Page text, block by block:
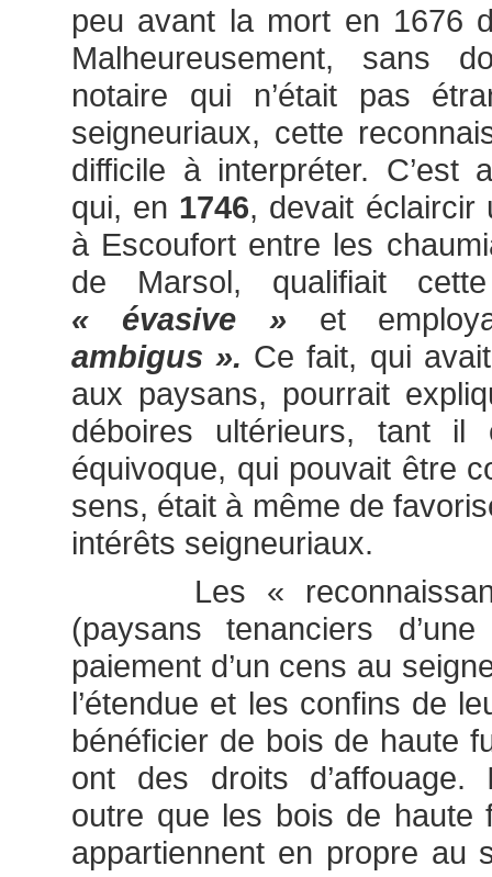
peu avant la mort en 1676
Malheureusement, sans
notaire qui n’était pas
seigneuriaux, cette
difficile à interpréter. C’est
qui, en 1746, devait éclaircir
à Escoufort entre les
de Marsol, qualifiait
« évasive » et
ambigus ». Ce fait, qui
aux paysans, pourrait
déboires ultérieurs, tant il
équivoque, qui pouvait être
sens, était à même de
intérêts seigneuriaux.
Les «
(paysans tenanciers
paiement d’un cens au
l’étendue et les confins de
bénéficier de bois de haute
ont des droits d’affouage.
outre que les bois de haute
appartiennent en propre au